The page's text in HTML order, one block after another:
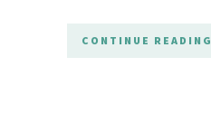
CONTINUE READING